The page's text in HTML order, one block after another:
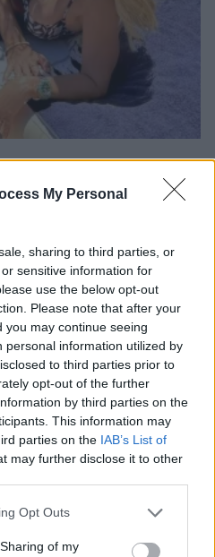
My Personal
sharing to third parties, or
sensitive information for
use the below opt-out
Please note that after your
may continue seeing
personal information utilized by
to third parties prior to
opt-out of the further
by third parties on the
This information may
parties on the IAB’s List of
may further disclose it to other
app uses one or more Google
behaviour. You may click to
Opt Outs
of my
κάνει ηλιοθεραπεία στις